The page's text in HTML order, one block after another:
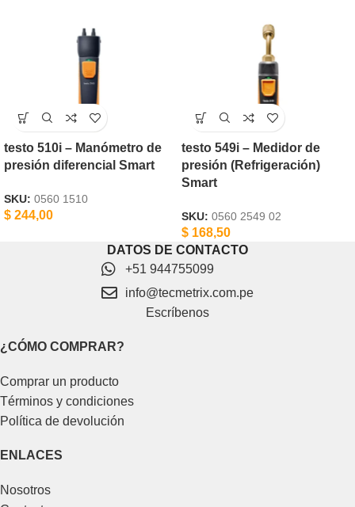
testo 510i – Manómetro de
presión diferencial Smart
SKU: 0560 1510
$ 244,00
testo 549i – Medidor de
presión (Refrigeración)
Smart
SKU: 0560 2549 02
$ 168,50
DATOS DE CONTACTO
+51 944755099
info@tecmetrix.com.pe
Escríbenos
¿CÓMO COMPRAR?
Comprar un producto
Términos y condiciones
Política de devolución
ENLACES
Nosotros